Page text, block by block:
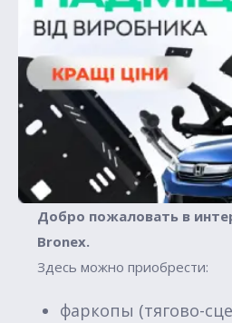
Добро пожаловать в
Вronex.
Здесь можно приобрести:
фаркопы (тягово-